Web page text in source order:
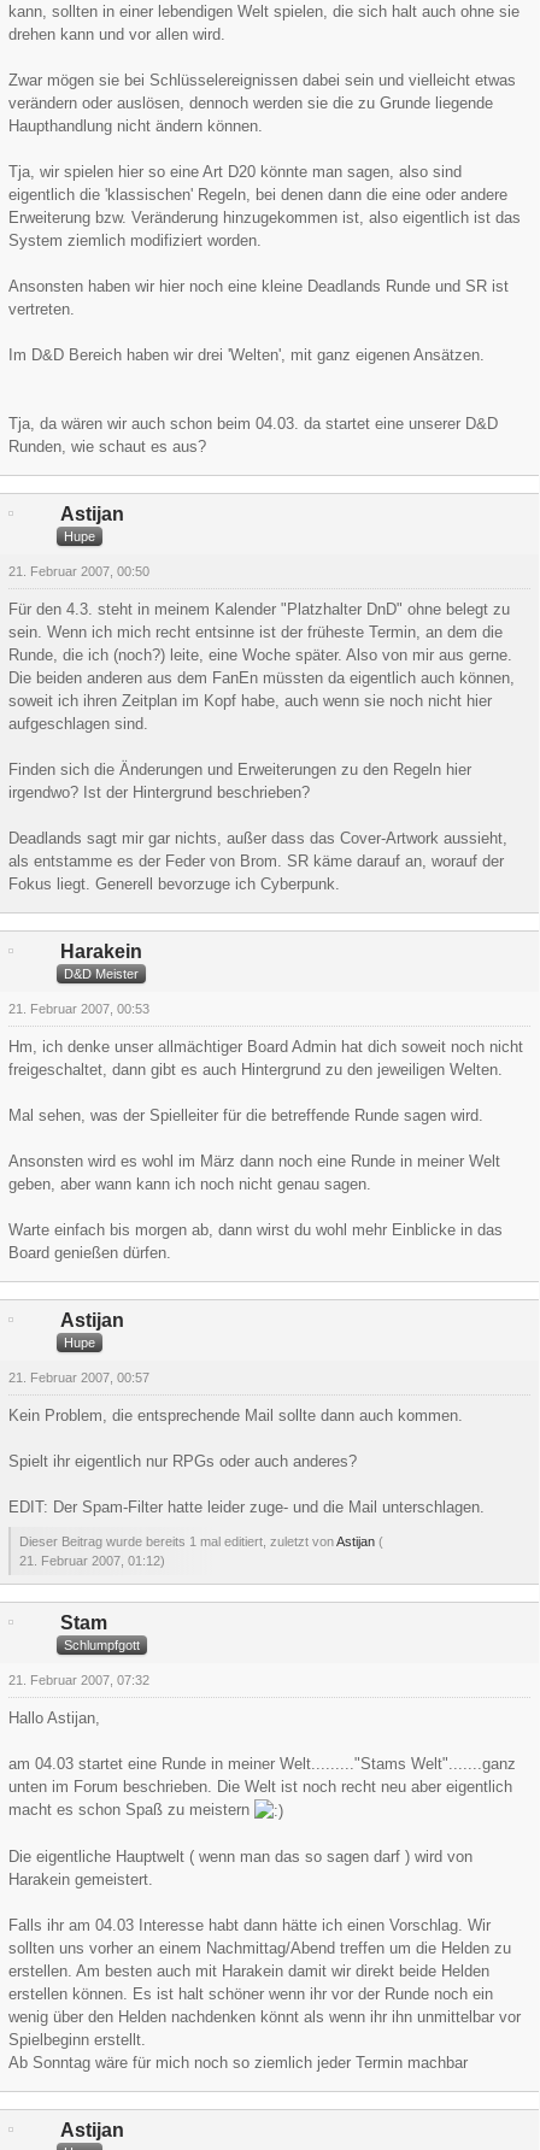
kann, sollten in einer lebendigen Welt spielen, die sich halt auch ohne sie
drehen kann und vor allen wird.
Zwar mögen sie bei Schlüsselereignissen dabei sein und vielleicht etwas
verändern oder auslösen, dennoch werden sie die zu Grunde liegende
Haupthandlung nicht ändern können.
Tja, wir spielen hier so eine Art D20 könnte man sagen, also sind
eigentlich die 'klassischen' Regeln, bei denen dann die eine oder andere
Erweiterung bzw. Veränderung hinzugekommen ist, also eigentlich ist das
System ziemlich modifiziert worden.
Ansonsten haben wir hier noch eine kleine Deadlands Runde und SR ist
vertreten.
Im D&D Bereich haben wir drei 'Welten', mit ganz eigenen Ansätzen.
Tja, da wären wir auch schon beim 04.03. da startet eine unserer D&D
Runden, wie schaut es aus?
Astijan
Hupe
21. Februar 2007, 00:50
Für den 4.3. steht in meinem Kalender "Platzhalter DnD" ohne belegt zu
sein. Wenn ich mich recht entsinne ist der früheste Termin, an dem die
Runde, die ich (noch?) leite, eine Woche später. Also von mir aus gerne.
Die beiden anderen aus dem FanEn müssten da eigentlich auch können,
soweit ich ihren Zeitplan im Kopf habe, auch wenn sie noch nicht hier
aufgeschlagen sind.
Finden sich die Änderungen und Erweiterungen zu den Regeln hier
irgendwo? Ist der Hintergrund beschrieben?
Deadlands sagt mir gar nichts, außer dass das Cover-Artwork aussieht,
als entstamme es der Feder von Brom. SR käme darauf an, worauf der
Fokus liegt. Generell bevorzuge ich Cyberpunk.
Harakein
D&D Meister
21. Februar 2007, 00:53
Hm, ich denke unser allmächtiger Board Admin hat dich soweit noch nicht
freigeschaltet, dann gibt es auch Hintergrund zu den jeweiligen Welten.
Mal sehen, was der Spielleiter für die betreffende Runde sagen wird.
Ansonsten wird es wohl im März dann noch eine Runde in meiner Welt
geben, aber wann kann ich noch nicht genau sagen.
Warte einfach bis morgen ab, dann wirst du wohl mehr Einblicke in das
Board genießen dürfen.
Astijan
Hupe
21. Februar 2007, 00:57
Kein Problem, die entsprechende Mail sollte dann auch kommen.
Spielt ihr eigentlich nur RPGs oder auch anderes?
EDIT: Der Spam-Filter hatte leider zuge- und die Mail unterschlagen.
Dieser Beitrag wurde bereits 1 mal editiert, zuletzt vonAstijan (
21. Februar 2007, 01:12)
Stam
Schlumpfgott
21. Februar 2007, 07:32
Hallo Astijan,
am 04.03 startet eine Runde in meiner Welt........."Stams Welt".......ganz
unten im Forum beschrieben. Die Welt ist noch recht neu aber eigentlich
macht es schon Spaß zu meistern
Die eigentliche Hauptwelt ( wenn man das so sagen darf ) wird von
Harakein gemeistert.
Falls ihr am 04.03 Interesse habt dann hätte ich einen Vorschlag. Wir
sollten uns vorher an einem Nachmittag/Abend treffen um die Helden zu
erstellen. Am besten auch mit Harakein damit wir direkt beide Helden
erstellen können. Es ist halt schöner wenn ihr vor der Runde noch ein
wenig über den Helden nachdenken könnt als wenn ihr ihn unmittelbar vor
Spielbeginn erstellt.
Ab Sonntag wäre für mich noch so ziemlich jeder Termin machbar
Astijan